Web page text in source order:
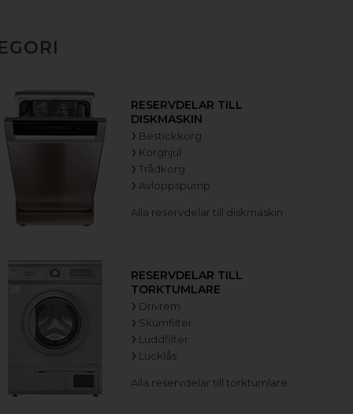
RESERVDELAR TILL
DISKMASKIN
Bestickkorg
Korghjul
Trådkorg
Avloppspump
Alla reservdelar till diskmaskin
RESERVDELAR TILL
TORKTUMLARE
Drivrem
Skumfilter
Luddfilter
Lucklås
Alla reservdelar till torktumlare